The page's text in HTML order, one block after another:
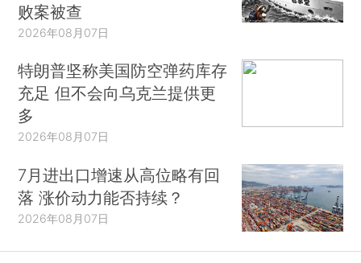
败案被查
2026年08月07日
特朗普坚称美国防空弹药库存
充足 但不会向乌克兰提供更
多
2026年08月07日
7月进出口增速从高位略有回
落 涨价动力能否持续？
2026年08月07日